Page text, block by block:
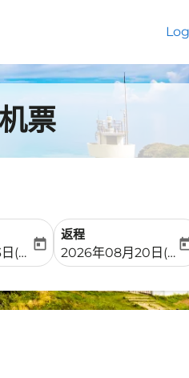
票
date-aria-label
(周四)
today
返程
fc-booking-return-
2026年08月20日(周